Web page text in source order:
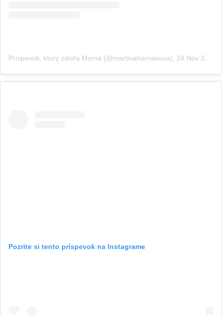
Príspevok, ktorý zdieľa Moma (@martinahornakova) 24 Nov 2019 o 1:41 PST
Pozrite si tento príspevok na Instagrame